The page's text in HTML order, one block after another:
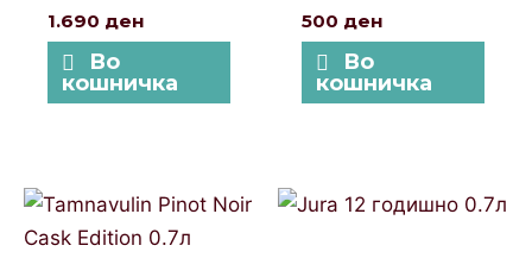
1.690 ден
Во
кошничка
500 ден
Во
кошничка